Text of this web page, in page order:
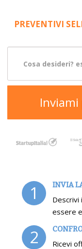
PREVENTIVI
Inviami
1 INVIA
Descrivi
essere
2
Ricevi